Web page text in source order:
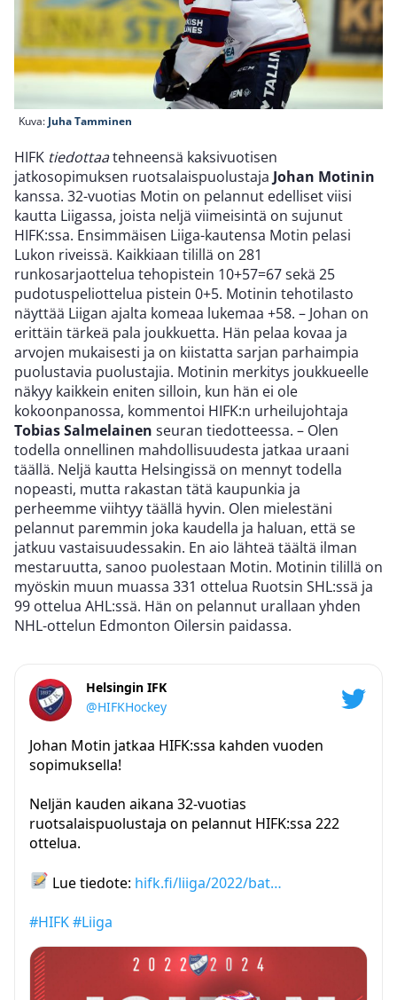
Kuva: Juha Tamminen
HIFK tiedottaatehneensä kaksivuotisen
jatkosopimuksen ruotsalaispuolustaja Johan Motinin
kanssa. 32-vuotias Motin on pelannut edelliset viisi
kautta Liigassa, joista neljä viimeisintä on sujunut
HIFK:ssa. Ensimmäisen Liiga-kautensa Motin pelasi
Lukon riveissä. Kaikkiaan tilillä on 281
runkosarjaottelua tehopistein 10+57=67 sekä 25
pudotuspeliottelua pistein 0+5. Motinin tehotilasto
näyttää Liigan ajalta komeaa lukemaa +58. – Johan on
erittäin tärkeä pala joukkuetta. Hän pelaa kovaa ja
arvojen mukaisesti ja on kiistatta sarjan parhaimpia
puolustavia puolustajia. Motinin merkitys joukkueelle
näkyy kaikkein eniten silloin, kun hän ei ole
kokoonpanossa, kommentoi HIFK:n urheilujohtaja
Tobias Salmelainen seuran tiedotteessa. – Olen
todella onnellinen mahdollisuudesta jatkaa uraani
täällä. Neljä kautta Helsingissä on mennyt todella
nopeasti, mutta rakastan tätä kaupunkia ja
perheemme viihtyy täällä hyvin. Olen mielestäni
pelannut paremmin joka kaudella ja haluan, että se
jatkuu vastaisuudessakin. En aio lähteä täältä ilman
mestaruutta, sanoo puolestaan Motin. Motinin tilillä on
myöskin muun muassa 331 ottelua Ruotsin SHL:ssä ja
99 ottelua AHL:ssä. Hän on pelannut urallaan yhden
NHL-ottelun Edmonton Oilersin paidassa.
Helsingin IFK
@HIFKHockey
Johan Motin jatkaa HIFK:ssa kahden vuoden
sopimuksella!
Neljän kauden aikana 32-vuotias
ruotsalaispuolustaja on pelannut HIFK:ssa 222
ottelua.
Lue tiedote: hifk.fi/liiga/2022/bat…
#HIFK#Liiga